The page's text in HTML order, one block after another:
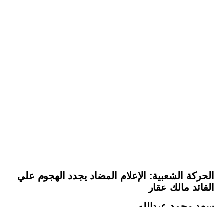
الحركة الشعبية: الإعلام المضاد يجدد الهجوم علي
القائد مالك عقار